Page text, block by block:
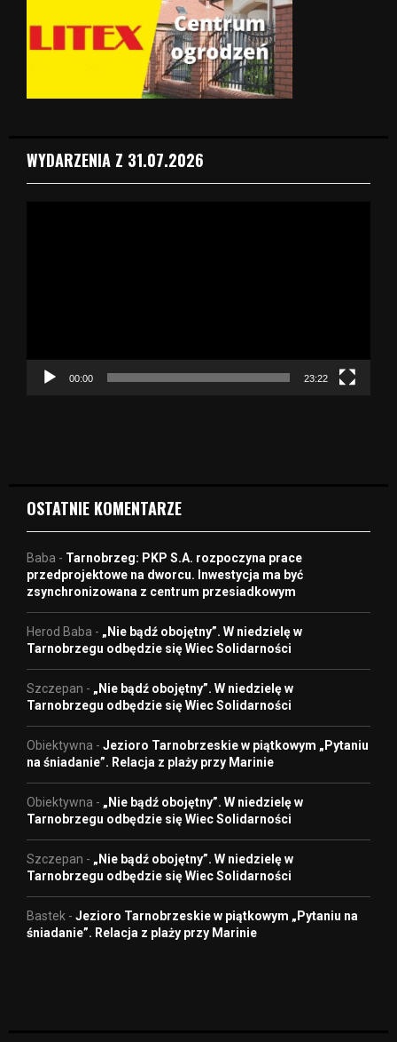
WYDARZENIA Z 31.07.2026
c
00:00 23:22
OSTATNIE KOMENTARZE
Baba - Tarnobrzeg: PKP S.A. rozpoczyna prace
przedprojektowe na dworcu. Inwestycja ma być
zsynchronizowana z centrum przesiadkowym
Herod Baba - „Nie bądź obojętny”. W niedzielę w
Tarnobrzegu odbędzie się Wiec Solidarności
Szczepan - „Nie bądź obojętny”. W niedzielę w
Tarnobrzegu odbędzie się Wiec Solidarności
Obiektywna - Jezioro Tarnobrzeskie w piątkowym „Pytaniu
na śniadanie”. Relacja z plaży przy Marinie
Obiektywna - „Nie bądź obojętny”. W niedzielę w
Tarnobrzegu odbędzie się Wiec Solidarności
Szczepan - „Nie bądź obojętny”. W niedzielę w
Tarnobrzegu odbędzie się Wiec Solidarności
Bastek - Jezioro Tarnobrzeskie w piątkowym „Pytaniu na
śniadanie”. Relacja z plaży przy Marinie